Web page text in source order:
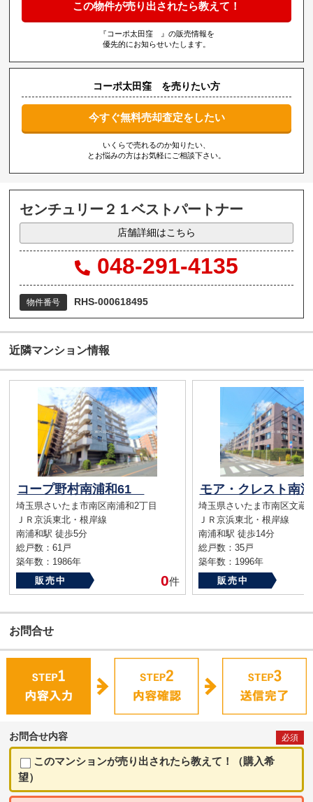
この物件が売り出されたら教えて！
『コーポ太田窪 』の販売情報を
優先的にお知らせいたします。
コーポ太田窪 を売りたい方
今すぐ無料売却査定をしたい
いくらで売れるのか知りたい、
とお悩みの方はお気軽にご相談下さい。
センチュリー２１ベストパートナー
店舗詳細はこちら
048-291-4135
物件番号 RHS-000618495
近隣マンション情報
コープ野村南浦和61
埼玉県さいたま市南区南浦和2丁目
ＪＲ京浜東北・根岸線
南浦和駅 徒歩5分
総戸数：61戸
築年数：1986年
販売中
0件
モア・クレスト
埼玉県さいたま市南区文蔵
ＪＲ京浜東北・根岸線
南浦和駅 徒歩14分
総戸数：35戸
築年数：1996年
販売中
お問合せ
お問合せ内容 必須
このマンションが売り出されたら教えて！（購入希
望）